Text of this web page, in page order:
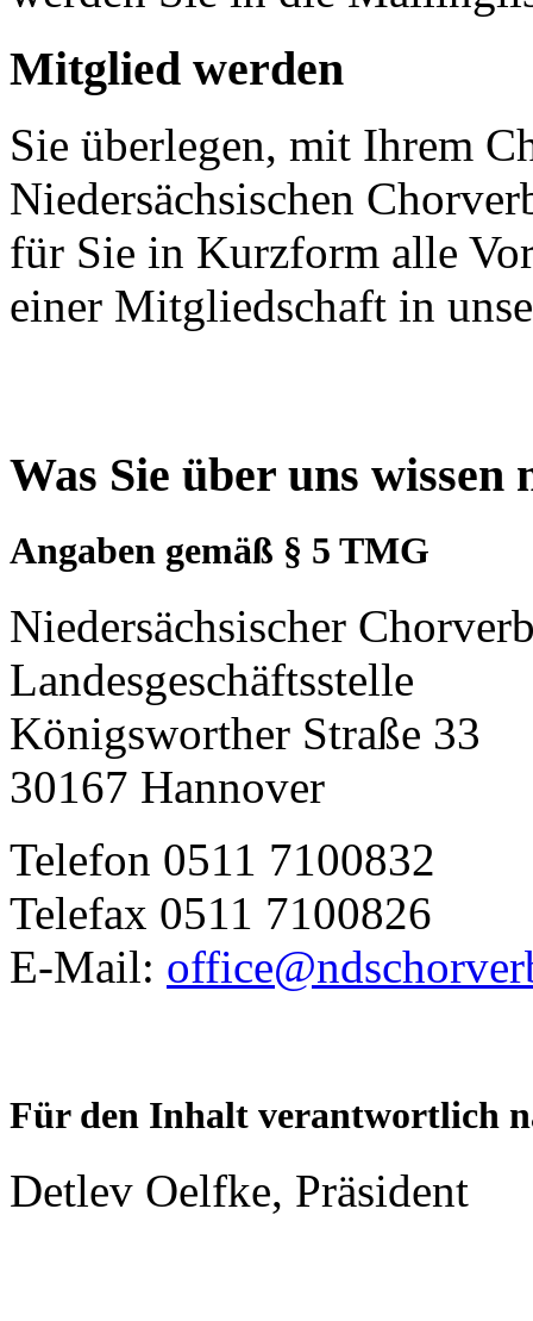
Mitglied werden
Sie überlegen, mit Ihrem
Niedersächsischen
für Sie in Kurzform alle
einer Mitgliedschaft in
Was Sie über uns wissen
Angaben gemäß § 5 TMG
Niedersächsischer
Landesgeschäftsstelle
Königsworther Straße 33
30167 Hannover
Telefon 0511 7100832
Telefax 0511 7100826
E-Mail:
Für den Inhalt verantwortlich
Detlev Oelfke, Präsident